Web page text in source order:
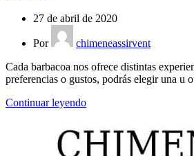
27 de abril de 2020
Por
chimeneassirvent
Cada barbacoa nos ofrece distintas
preferencias o gustos, podrás elegir una u
Continuar leyendo